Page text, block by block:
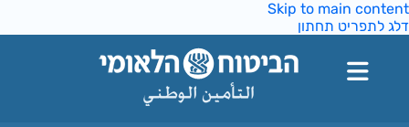
Skip to main
לתפריט תחתון